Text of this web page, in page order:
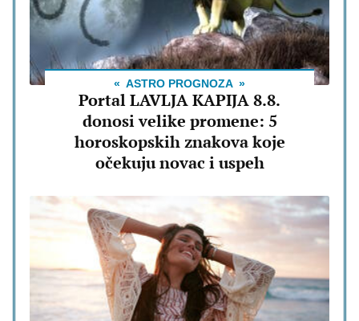
ASTRO PROGNOZA
Portal LAVLJA KAPIJA 8.8.
donosi velike promene: 5
horoskopskih znakova koje
očekuju novac i uspeh